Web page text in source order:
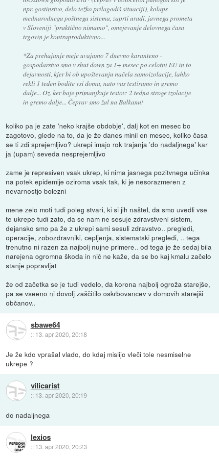
npr. gostinstvo, delo težko prilagodiš situaciji), kolaps
mednarodnega poštnega sistema, zaprti uradi, javnega prometa
v Sloveniji "praktično nimamo", omejevanje delovnega časa
trgovin je kontraproduktivno...
*Za prehajanje meje uvajamo 7 dnevno karanteno -
gospodarstvo smo v shut down za 1+ mesec po celotni EU in to
dejavnosti, kjer bi ob upoštevanju načela samoizolacije, lahko
rekli 1 teden bodite vsi doma, nato vas testiramo in gremo
dalje... Oz. ker baje primanjkuje testov: 2 tedna stroge izolacije
in gremo dalje... Čeprav smo žal na Balkanu!
koliko pa je zate 'neko krajše obdobje', dalj kot en mesec bo
zagotovo, glede na to, da je že danes minil en mesec, koliko časa
se ti zdi sprejemljivo? ukrepi imajo rok trajanja 'do nadaljnega' kar
ja (upam) seveda nesprejemljivo
zame je represiven vsak ukrep, ki nima jasnega pozitvnega učinka
na potek epidemije oziroma vsak tak, ki je nesorazmeren z
nevarnostjo bolezni
mene zelo moti tudi poleg stvari, ki si jih naštel, da smo uvedli vse
te ukrepe tudi zato, da se nam ne sesuje zdravstveni sistem,
dejansko smo pa že z ukrepi sami sesuli zdravstvo.. pregledi,
operacije, zobozdravniki, cepljenja, sistematski pregledi, .. tega
trenutno ni razen za najbolj nujne primere.. od tega je že sedaj bila
narejena ogromna škoda in nič ne kaže, da se bo kaj kmalu začelo
stanje popravljat
že od začetka se je tudi vedelo, da korona najbolj ogroža starejše,
pa se vseeno ni dovolj zaščitilo oskrbovancev v domovih starejši
občanov..
sbawe64
:: 13. apr 2020, 20:18
Je že kdo vprašal vlado, do kdaj mislijo vleči tole nesmiselne
ukrepe ?
vilicarist
:: 13. apr 2020, 20:19
do nadaljnega
lexios
:: 13. apr 2020, 20:23